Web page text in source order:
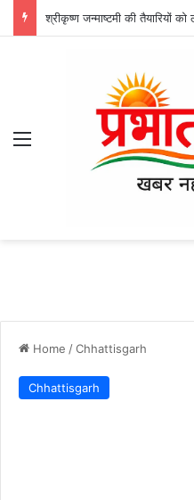
Menu
Home /Chhattisgarh
Chhattisgarh